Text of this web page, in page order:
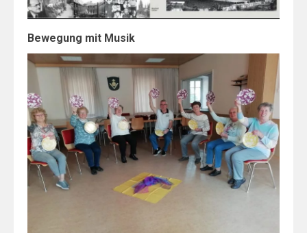
Bewegung mit Musik